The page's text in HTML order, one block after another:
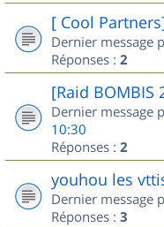
[ Cool
Dernier message
Réponses : 2
[Raid BOMBIS
Dernier message
10:30
Réponses : 2
youhou les
Dernier message
Réponses : 3